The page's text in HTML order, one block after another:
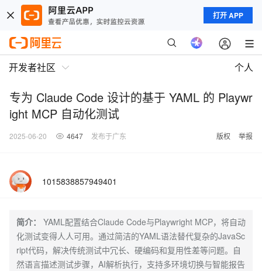
打开 APP
开发者社区 个人
专为 Claude Code 设计的基于 YAML 的 Playwr
ight MCP 自动化测试
2025-06-20 4647 发布于广东 版权 举报
1015838857949401
简介：
YAML配置结合Claude Code与Playwright MCP，将自动
化测试变得人人可用。通过简洁的YAML语法替代复杂的JavaSc
ript代码，解决传统测试中冗长、硬编码和复用性差等问题。自
然语言描述测试步骤，AI解析执行，支持多环境切换与智能报告